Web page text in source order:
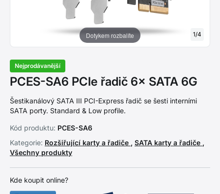
Dotykem rozbalíte 1/4
Nejprodávanější
PCES-SA6 PCIe řadič 6× SATA 6G
Šestikanálový SATA III PCI-Express řadič se šesti interními
SATA porty. Standard & Low profile.
Kód produktu: PCES-SA6
Kategorie: Rozšiřující karty a řadiče , SATA karty a řadiče ,
Všechny produkty
Kde koupit online?